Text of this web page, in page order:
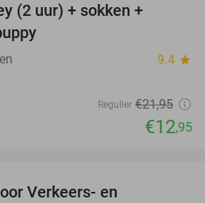
(2 uur) + sokken +
9.4 star
Regulier €21,95
€12,95
Verkeers- en